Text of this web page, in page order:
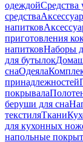
одеждойСредства
средства
напитков
приготовления
напитковНаборы
для бутылок
снаОдеяла
принадлежностей
покрывала
беруши для сна
текстиляТкани
для кухонных
напольные